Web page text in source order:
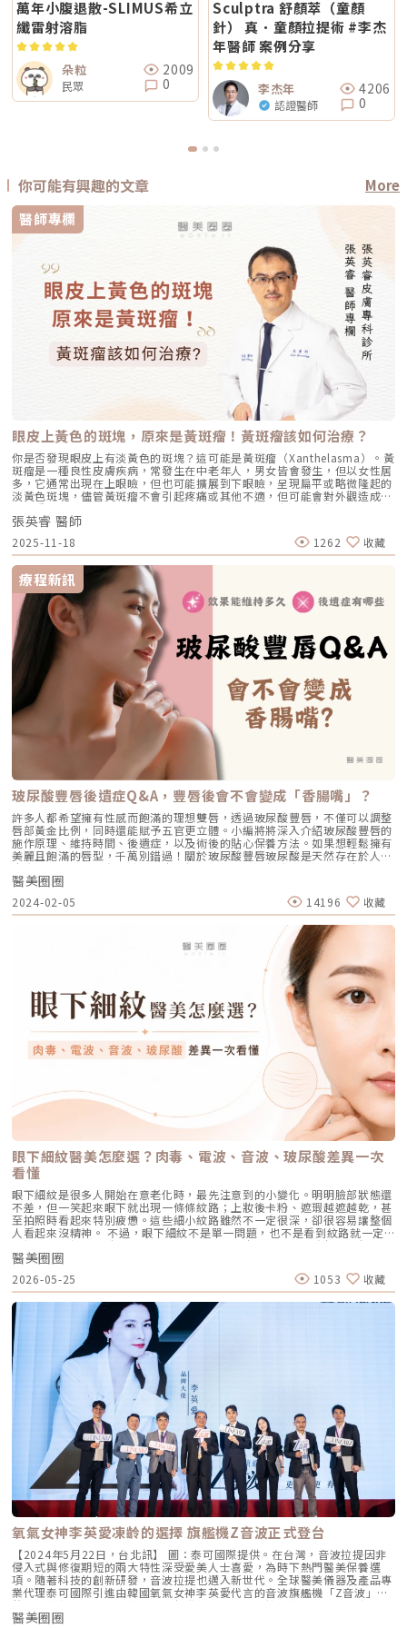
萬年小腹退散-SLIMUS希立
纖雷射溶脂
朵粒
民眾
2009
0
Sculptra 舒顏萃（童顏
針） 真．童顏拉提術 #李杰
年醫師 案例分享
李杰年
認證醫師
4206
0
你可能有興趣的文章
More
醫師專欄
眼皮上黃色的斑塊，原來是黃斑瘤！黃斑瘤該如何治療？
你是否發現眼皮上有淡黃色的斑塊？這可能是黃斑瘤（Xanthelasma）。黃
斑瘤是一種良性皮膚疾病，常發生在中老年人，男女皆會發生，但以女性居
多，它通常出現在上眼瞼，但也可能擴展到下眼瞼，呈現扁平或略微隆起的
淡黃色斑塊，儘管黃斑瘤不會引起疼痛或其他不適，但可能會對外觀造成困
擾。重點摘要：1:21 黃斑瘤雷射治療1:41 黃斑瘤預防與後續注意事項2:35
黃斑瘤復發率張英睿皮膚專科診所官網 : http://www.skinbook.com.tw/
張英睿皮膚專科診所 FB ：https://www.facebook.com/Taipeiskinclinic
張英睿皮膚專科診所Instagram：
https://www.instagram.com/drdeungskinclinic/張英睿皮膚專科診所地
址：新北市板橋區文化路一段118號電話：(02)-2250-6065LINE：
@xat.0000195926.1nzhttps://page.line.me/xat.0000195926.1nz?
openQrModal=true
張英睿 醫師
2025-11-18 1262 收藏
療程新訊
玻尿酸豐唇後遺症Q&A，豐唇後會不會變成「香腸嘴」？
許多人都希望擁有性感而飽滿的理想雙唇，透過玻尿酸豐唇，不僅可以調整
唇部黃金比例，同時還能賦予五官更立體。小編將將深入介紹玻尿酸豐唇的
施作原理、維持時間、後遺症，以及術後的貼心保養方法。如果想輕鬆擁有
美麗且飽滿的唇型，千萬別錯過！關於玻尿酸豐唇玻尿酸是天然存在於人體
皮脂層的多醣體，有利於增加皮膚保水力，使肌膚保持水潤彈性。除了廣泛
應用於填補臉部凹陷外，經過醫生評估後，還能夠調整唇型，創造完美的微
笑唇型。玻尿酸豐唇不僅能夠調整上、下唇，還可以改善嘴角下垂、唇峰不
明顯等問題。不僅提升了唇部的立體感，同時打造出自然的微笑線。此外，
還能淡化因唇部乾燥而產生的細紋，使唇部重現柔軟平滑的水潤感，讓你擁
有豐盈飽滿立體嘟嘟唇！玻尿酸豐唇效果能維持多久？玻尿酸豐唇大致能維
持在6至24個月左右。維持的效果長短不一，主要原因不僅在於玻尿酸本身
易人體吸收，也會受到施打品牌以及個人體質的影響。因此，建議每位讀者
在考慮定期回補時，都需要接受醫生的專業評估，以了解最適合自己的回補
頻率。玻尿酸豐唇可以只打唇珠嗎？通常醫師會根據每個人的唇型和臉型，
提供客製化的劑量分配。不僅實現了豐唇的效果，還使五官呈現協調而立
體。如果是想要自然上揚微笑嘴型，主要是透過注射唇珠來突顯弧度，同時
微調唇角、唇峰等細節，讓形狀更加精緻完美。因此，在接受療程前務必提
前與醫生仔細溝通，共同決定最適合自己的方式。玻尿酸豐唇後遺症與副作
用有哪些？大部分人在玻尿酸豐唇後，可能會出現短暫性紅腫、瘀青、輕微
腫脹，通常在5天內漸漸消退。由於玻尿酸可被人體自然分解代謝，發生嚴
重副作用的機率極低。如果術後有異常疼痛、持續腫脹等狀況，應儘速回診
請醫師評估。玻尿酸豐唇術後保養大多人會擔心施打玻尿酸豐唇後可能會出
現厚厚的香腸嘴、以及會有大面積瘀青問題。因此要選擇正規的診所、安全
的玻尿酸品牌以及可信賴的醫師。同時，注射後的保養也是非常重要環節，
能夠大幅降低失敗機率，使恢復期縮短，讓你輕鬆擁有性感唇型。 術後一
週內，應避免按壓注射區域，同時不可做出誇張臉部的表情。 以天然保濕
為主的保養品，有利於提升肌膚水分，不但能延長豐唇維持時間，還能達到
修護唇部的效果。 使用溫和的洗臉產品清潔注射部位，唇部周圍也應維持
乾爽。療程後2天內，避免塗抹藥膏、乳霜或彩妝品。 術後可在唇部周圍進
行冰敷約5至10分鐘，有利於緩解腫脹和發熱的情況。玻尿酸豐唇需要多久
打一次？通常建議在同個部位注射後，需等待1個月左右再執行下一次療
程。但是否能夠進行注射也會受到皮膚彈性和可注射空間等因素的影響。如
果使用的是大分子玻尿酸，具有出色的支撐性和足夠的彈性，能夠維持效果
長達18至24個月，甚至更長時間，維持時間也會視個人體質而定。玻尿酸
豐唇術後多久能上妝？一般來說，接受玻尿酸填補術後的12小時，就可以上
妝了。但是在選擇化妝品時，應避免使用含有美白、酒精等刺激性成分的產
品。另外，在日常保養方面，建議多使用護唇膏，讓嘴唇得到充分滋潤，讓
唇部能更為出色。延伸閱讀：擁有性感翹唇必讀！ 豐唇價格與效果大比拼
玻尿酸豐唇常見問題 Q&AQ1. 玻尿酸豐唇會變成香腸嘴嗎？A：只要由經驗
豐富的醫師操作，並採用適當的劑量與分層注射技術，出現「香腸嘴」的機
率極低。選擇合格的診所與專業醫師是關鍵。​Q2. 哪些人不適合進行玻尿酸
豐唇？A：懷孕或哺乳中的女性、嚴重過敏體質者、唇部有感染或皮膚疾病
的人不建議施打。術前應與醫師詳細討論自身狀況。​Q3. 玻尿酸豐唇可以和
電音波等能量型療程一起做嗎？A：玻尿酸豐唇可以和某些能量型療程（如
電音波、音波拉提、皮秒雷射）一起規劃，但不建議同一天在同一部位同時
進行。電音波屬於高能量緊緻療程，理論上不會直接破壞已注射的玻尿酸，
但可能因熱效應、組織變化影響效果持久度，或增加腫脹風險。建議讓專業
醫師根據你的需求和療程順序做客制化規劃，通常會分開治療時間，讓玻尿
酸完全穩定後再施作能量型療程，這樣才能同時兼顧美觀與安全。Q4. 注射
玻尿酸後多久可以上妝？A：一般建議注射後12小時再上妝，以降低感染風
險。術後應避免使用含酒精或刺激性成分的化妝品，並保持注射部位清潔乾
燥。​Q5. 若對豐唇效果不滿意，是否可以修正？A：是的。若對注射效果不
滿意，可透過玻尿酸降解酶進行修正。此酶能分解玻尿酸，讓效果逐漸消
失，但需由專業醫師操作，並評估是否適合進行此項修正。★溫馨提醒★小
編要提醒大家，醫療並非單純的商業交易，所有的療程都伴隨著風險。因
此，作為消費者應該謹慎選擇合適的醫療方案，以確保安全與健康。
醫美圈圈
2024-02-05 14196 收藏
眼下細紋醫美怎麼選？肉毒、電波、音波、玻尿酸差異一次
看懂
眼下細紋是很多人開始在意老化時，最先注意到的小變化。明明臉部狀態還
不差，但一笑起來眼下就出現一條條紋路；上妝後卡粉、遮瑕越遮越乾，甚
至拍照時看起來特別疲憊。這些細小紋路雖然不一定很深，卻很容易讓整個
人看起來沒精神。 不過，眼下細紋不是單一問題，也不是看到紋路就一定
要打肉毒、打玻尿酸，或直接做電音波。眼周皮膚本來就比臉部其他部位更
薄，皮脂分泌較少，加上表情牽動、乾燥、膠原蛋白流失、淚溝凹陷或眼周
支撐下降，都可能讓眼下細紋變得更明顯。 所以想改善眼下細紋，第一步
不是問「哪個療程最有效」，而是先搞清楚：你的眼下細紋到底是怎麼來
的？眼下細紋為什麼會出現？ 眼下細紋通常不是突然冒出來，而是多種因
素慢慢累積的結果。常見原因可以分成以下幾類： 1. 表情牽動造成的動態
紋如果眼下細紋是在笑、瞇眼、做表情時才特別明顯，平常不太看得出來，
通常和眼周肌肉反覆收縮有關。眼周有很多細小肌肉，當我們笑、瞇眼、皺
眉時，皮膚會跟著被擠壓。年輕時皮膚彈性好，表情放鬆後紋路還能回彈；
但隨著膠原蛋白與彈性纖維逐漸流失，這些被反覆折疊的地方，就可能慢慢
留下痕跡。2. 皮膚乾燥與保水度下降有些人眼下細紋其實比較像「乾紋」。
這類紋路通常比較細、比較淺，常在熬夜、換季、清潔過度、保濕不足或上
妝後變得明顯。乾紋不一定代表已經嚴重老化，但如果長期忽略保濕、防曬
與作息，皮膚屏障變弱，細紋也可能慢慢變得固定。3. 膠原蛋白流失與眼周
皮膚變薄眼周本來就是臉上皮膚較薄的區域，隨著年齡增長，膠原蛋白、彈
性纖維與皮下支撐減少，眼下肌膚會變得比較鬆、比較薄，也比較容易出現
細紋。這類眼下細紋通常不是單純靠保養品就能完全處理，因為問題已經牽
涉到皮膚結構與支撐力。醫美療程中常見會從刺激膠原蛋白、增加皮膚緊實
度或改善膚質方向評估。4. 淚溝、凹陷讓紋路更明顯有些人以為自己是眼下
細紋很多，但真正讓眼下看起來疲憊的主因，其實是淚溝或凹陷。當眼下支
撐不足、脂肪流失，或眼袋與淚溝交界形成陰影時，皮膚紋路會被光影放
大，看起來像是細紋更深、眼下更皺。這種情況如果只處理表皮細紋，效果
可能有限，還需要評估是否有淚溝、眼袋或中臉支撐不足的問題。5. 眼袋與
鬆弛造成摺痕如果眼下不只有細紋，還合併明顯眼袋、浮腫、皮膚鬆弛或眼
下凸起，就不能只用「細紋」來看待。眼袋型問題可能牽涉脂肪膨出、皮膚
鬆弛或組織位移，改善方式和單純細紋不太一樣。這也是為什麼同樣是眼下
細紋，有些人適合肉毒，有些人適合電波，有些人需要填補，有些人則可能
要評估手術型處理。眼下細紋醫美常見療程有哪些？眼下細紋的醫美方式很
多，但每一種處理的層次不同，適合的問題也不同。肉毒桿菌：適合表情牽
動造成的動態細紋肉毒桿菌常被用於改善動態紋，例如魚尾紋、皺眉紋、抬
醫美圈圈
2026-05-25 1053 收藏
氧氣女神李英愛凍齡的選擇 旗艦機Z音波正式登台
【2024年5月22日，台北訊】 圖：泰可國際提供。在台灣，音波拉提因非
侵入式與修復期短的兩大特性深受愛美人士喜愛，為時下熱門醫美保養選
項。隨著科技的創新研發，音波拉提也邁入新世代。全球醫美儀器及產品專
業代理泰可國際引進由韓國氧氣女神李英愛代言的音波旗艦機「Z音波」，
整合點狀與線性探頭，搭配高速擊發探頭，為音波拉提帶來更快、更有感的
客製化療程體驗。日前(19)舉辦上市研討會，現場超過百位醫美醫師與同業
醫美圈圈